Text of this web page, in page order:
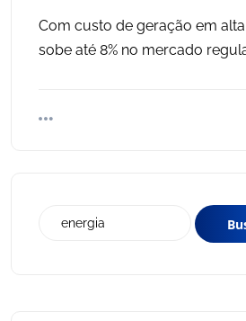
Com custo de geração em
sobe até 8% no mercado